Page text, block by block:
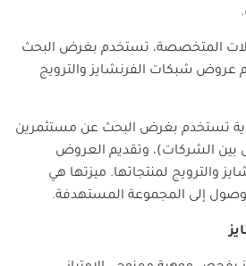
المتخصصة، تستخدم بغرض البحث
عروض شبكات الفرنشايز والترويج
تستخدم بغرض البحث عن مستثمرين
بين الشركات)، وتقديم العروض
والترويج لمنتجاتها. ميزتها هي
إلى المجموعة المستهدفة.